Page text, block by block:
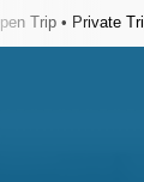
Private Trip •